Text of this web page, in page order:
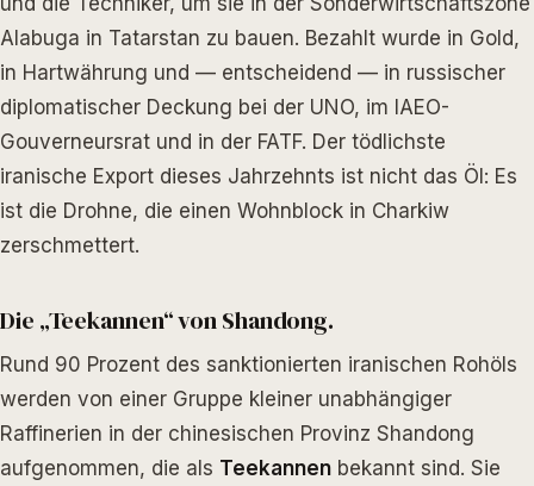
Alabuga in Tatarstan zu bauen. Bezahlt wurde in Gold,
in Hartwährung und — entscheidend — in russischer
diplomatischer Deckung bei der UNO, im IAEO-
Gouverneursrat und in der FATF. Der tödlichste
iranische Export dieses Jahrzehnts ist nicht das Öl: Es
ist die Drohne, die einen Wohnblock in Charkiw
zerschmettert.
Die „Teekannen“ von Shandong.
Rund 90 Prozent des sanktionierten iranischen Rohöls
werden von einer Gruppe kleiner unabhängiger
Raffinerien in der chinesischen Provinz Shandong
aufgenommen, die als Teekannen bekannt sind. Sie